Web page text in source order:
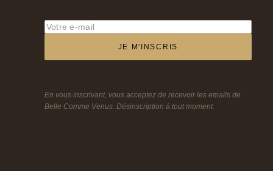
JE M'INSCRIS
En vous inscrivant, vous acceptez de recevoir les emails de
Belle Comme Venus. Désinscription à tout moment.